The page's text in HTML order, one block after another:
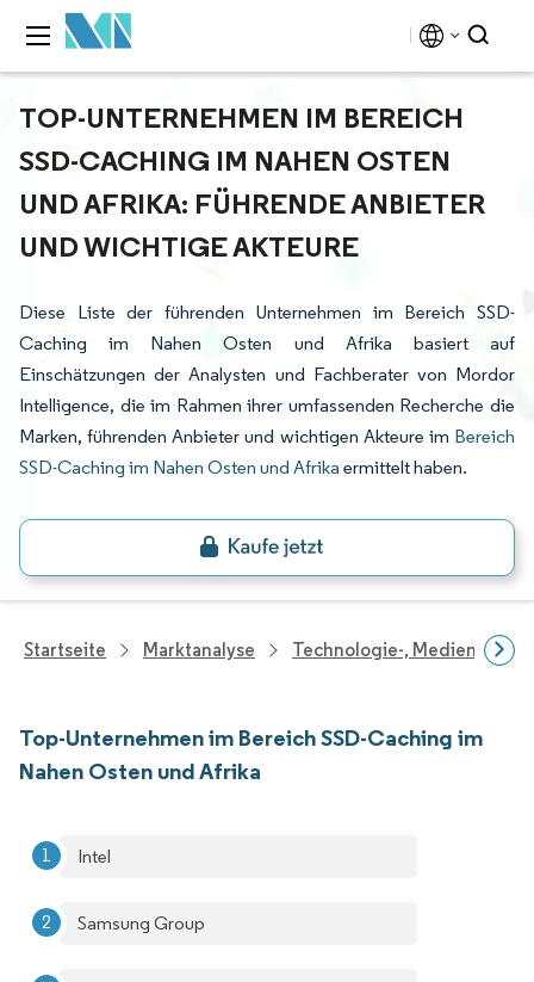
TOP-UNTERNEHMEN IM BEREICH
SSD-CACHING IM NAHEN OSTEN
UND AFRIKA: FÜHRENDE ANBIETER
UND WICHTIGE AKTEURE
Diese Liste der führenden Unternehmen im Bereich SSD-
Caching im Nahen Osten und Afrika basiert auf
Einschätzungen der Analysten und Fachberater von Mordor
Intelligence, die im Rahmen ihrer umfassenden Recherche die
Marken, führenden Anbieter und wichtigen Akteure im Bereich
SSD-Caching im Nahen Osten und Afrika ermittelt haben.
Startseite Marktanalyse Technologie-, Medien- Und
Top-Unternehmen im Bereich SSD-Caching im
Nahen Osten und Afrika
Intel
Samsung Group